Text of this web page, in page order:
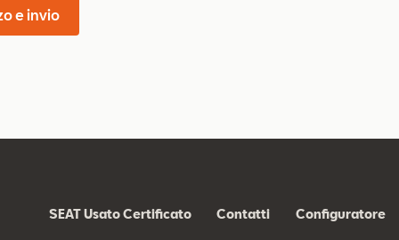
e invio
SEAT Usato Certificato Contatti Configuratore